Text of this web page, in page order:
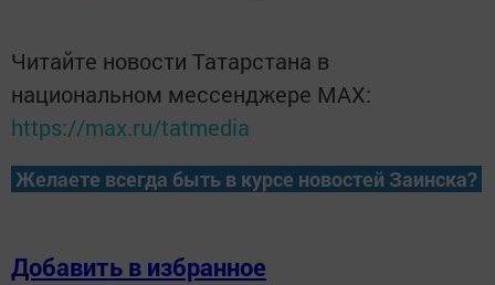
Читайте новости Татарстана в
национальном мессенджере MАХ:
https://max.ru/tatmedia
Желаете всегда быть в курсе новостей Заинска?
Добавить в избранное